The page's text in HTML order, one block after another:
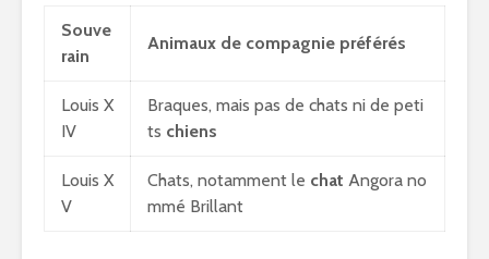
Souve
rain
Animaux de compagnie préférés
Louis X
IV
Braques, mais pas de chats ni de peti
ts chiens
Louis X
V
Chats, notamment le chat Angora no
mmé Brillant